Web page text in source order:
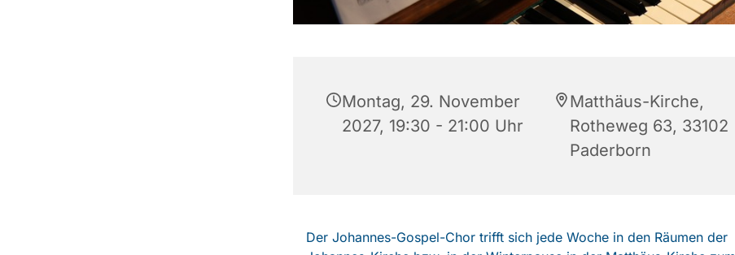
Montag, 29. November
2027, 19:30 - 21:00 Uhr
Matthäus-Kirche,
Rotheweg 63, 33102
Paderborn
Der Johannes-Gospel-Chor trifft sich jede Woche in den Räumen der